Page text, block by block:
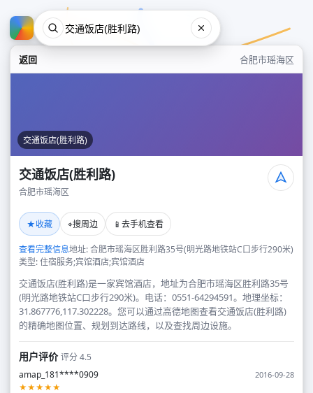
返回 合肥市瑶海区
交通饭店(胜利路)
交通饭店(胜利路)
合肥市瑶海区
★收藏 ⌖搜周边 📱 去手机查看
查看完整信息地址: 合肥市瑶海区胜利路35号(明光路地铁站C口步行290米)
类型: 住宿服务;宾馆酒店;宾馆酒店
交通饭店(胜利路)是一家宾馆酒店，地址为合肥市瑶海区胜利路35号
(明光路地铁站C口步行290米)。电话：0551-64294591。地理坐标：
31.867776,117.302228。您可以通过高德地图查看交通饭店(胜利路)
的精确地图位置、规划到达路线，以及查找周边设施。
用户评价评分 4.5
amap_181****0909
2016-09-28
★★★★★